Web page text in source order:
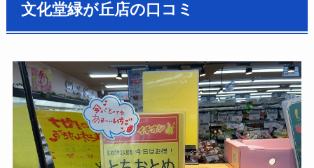
文化堂緑が丘店の口コミ